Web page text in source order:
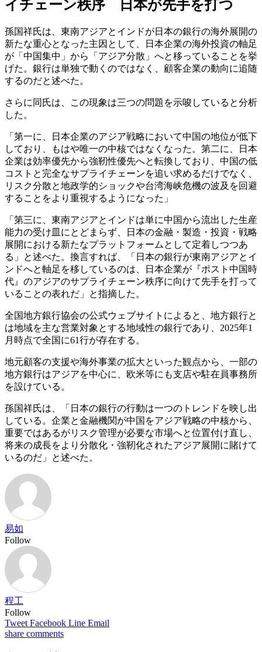
イチェーン秩序 日本が先手を打つ
孫国祥氏は、東南アジアとインドが日本の銀行の海外展開の
新たな重心となった主因として、日本企業の海外投資の軸足
が「中国集中」から「アジア分散」へと移っていることを挙
げた。銀行は単独で動くのではなく、顧客企業の動向に追随
するのだと述べた。
さらに同氏は、この現象は三つの問題を示唆していると分析
した。
「第一に、日本企業のアジア戦略において中国の地位が低下
しており、もはや唯一の中核ではなくなった。第二に、日本
企業は効率優先から強靭性優先へと転換しており、中国の低
コストと完全なサプライチェーンを追い求めるだけでなく、
リスク分散と地政学的ショックや台湾海峡危機の波及を回避
することをより重視するようになった」
「第三に、東南アジアとインドは単に中国から流出した生産
能力の受け皿にとどまらず、日本の金融・製造・投資・戦略
展開における新たなプラットフォームとして定着しつつあ
る」と述べた。換言すれば、「日本の銀行が東南アジアとイ
ンドへと軸足を移しているのは、日本企業が『ポスト中国時
代』のアジアのサプライチェーン秩序に向けて先手を打って
いることの表れだ」と指摘した。
全国地方銀行協会の公式ウェブサイトによると、地方銀行と
は地域を主な営業対象とする地域性の銀行であり、2025年1
月時点で全国に61行が存在する。
地元顧客の支援や海外事業の拡大といった観点から、一部の
地方銀行はアジアを中心に、欧米等にも支店や駐在員事務所
を設けている。
孫国祥氏は、「日本の銀行の行動は一つのトレンドを映し出
している。企業と金融機関が中国をアジア戦略の中核から、
重要ではあるがリスク管理が必要な市場へと位置付け直し、
将来の成長をより分散化・強靭化されたアジア展開に賭けて
いるのだ」と述べた。
易如
Follow
程工
Follow
Tweet Facebook Line Email
share comments